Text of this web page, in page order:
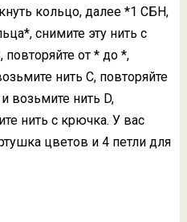
кольцо, далее *1 СБН,
снимите эту нить с
от * до *,
нить С, повторяйте
возьмите нить D,
нить с крючка. У вас
цветов и 4 петли для